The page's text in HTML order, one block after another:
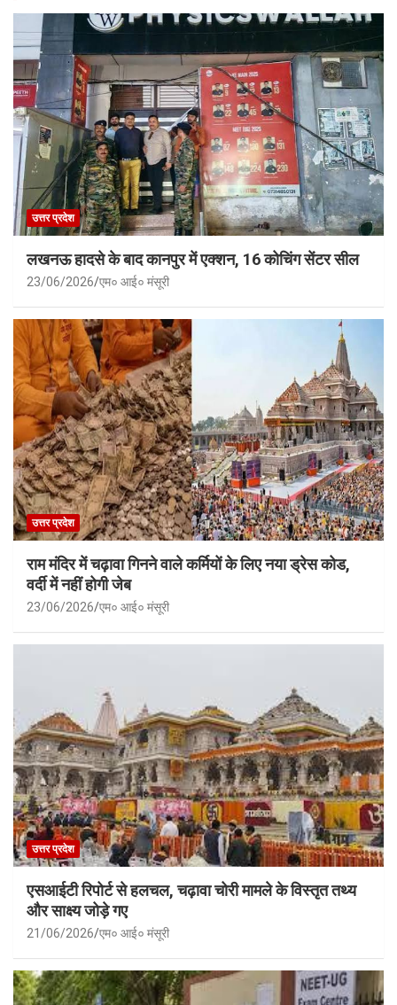
उत्तर प्रदेश
लखनऊ हादसे के बाद कानपुर में एक्शन, 16 कोचिंग सेंटर सील
23/06/2026 एम० आई० मंसूरी
उत्तर प्रदेश
राम मंदिर में चढ़ावा गिनने वाले कर्मियों के लिए नया ड्रेस कोड,
वर्दी में नहीं होगी जेब
23/06/2026 एम० आई० मंसूरी
उत्तर प्रदेश
एसआईटी रिपोर्ट से हलचल, चढ़ावा चोरी मामले के विस्तृत तथ्य
और साक्ष्य जोड़े गए
21/06/2026 एम० आई० मंसूरी